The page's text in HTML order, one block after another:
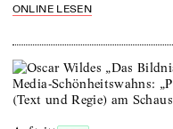
ONLINE LESEN